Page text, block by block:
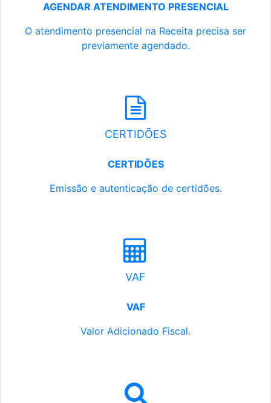
AGENDAR ATENDIMENTO PRESENCIAL
O atendimento presencial na Receita precisa ser
previamente agendado.
CERTIDÕES
CERTIDÕES
Emissão e autenticação de certidões.
VAF
VAF
Valor Adicionado Fiscal.